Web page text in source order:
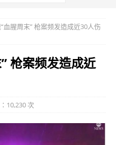
血腥周末” 枪案频发造成近30人伤
枪案频发造成近
10,230 次